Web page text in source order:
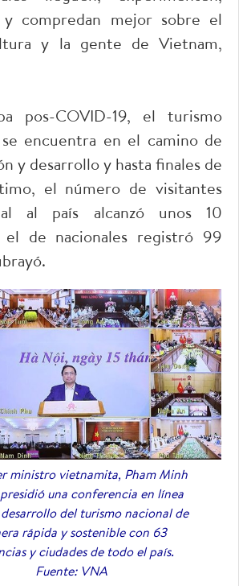
y compredan mejor sobre el
y la gente de Vietnam,
pos-COVID-19, el turismo
encuentra en el camino de
y desarrollo y hasta finales de
el número de visitantes
al país alcanzó unos 10
de nacionales registró 99
ministro vietnamita, Pham Minh
una conferencia en línea
del turismo nacional de
rápida y sostenible con 63
y ciudades de todo el país.
Fuente: VNA